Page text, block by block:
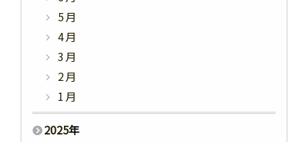
5月
4月
3月
2月
1月
2025年